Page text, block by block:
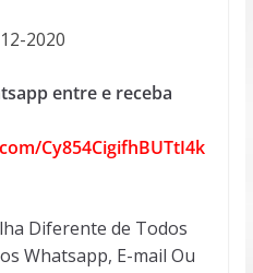
2020
entre e receba
Cy854CigifhBUTtI4k
Diferente de Todos
Whatsapp, E-mail Ou